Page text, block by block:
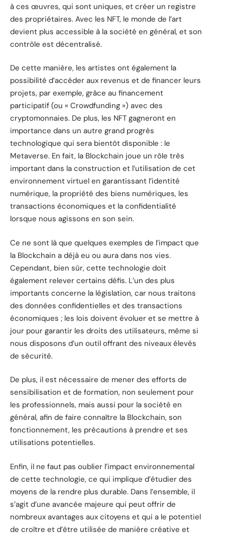
à ces œuvres, qui sont uniques, et créer un registre
des propriétaires. Avec les NFT, le monde de l’art
devient plus accessible à la société en général, et son
contrôle est décentralisé.
De cette manière, les artistes ont également la
possibilité d’accéder aux revenus et de financer leurs
projets, par exemple, grâce au financement
participatif (ou « Crowdfunding ») avec des
cryptomonnaies. De plus, les NFT gagneront en
importance dans un autre grand progrès
technologique qui sera bientôt disponible : le
Metaverse. En fait, la Blockchain joue un rôle très
important dans la construction et l’utilisation de cet
environnement virtuel en garantissant l’identité
numérique, la propriété des biens numériques, les
transactions économiques et la confidentialité
lorsque nous agissons en son sein.
Ce ne sont là que quelques exemples de l’impact que
la Blockchain a déjà eu ou aura dans nos vies.
Cependant, bien sûr, cette technologie doit
également relever certains défis. L’un des plus
importants concerne la législation, car nous traitons
des données confidentielles et des transactions
économiques ; les lois doivent évoluer et se mettre à
jour pour garantir les droits des utilisateurs, même si
nous disposons d’un outil offrant des niveaux élevés
de sécurité.
De plus, il est nécessaire de mener des efforts de
sensibilisation et de formation, non seulement pour
les professionnels, mais aussi pour la société en
général, afin de faire connaître la Blockchain, son
fonctionnement, les précautions à prendre et ses
utilisations potentielles.
Enfin, il ne faut pas oublier l’impact environnemental
de cette technologie, ce qui implique d’étudier des
moyens de la rendre plus durable. Dans l’ensemble, il
s’agit d’une avancée majeure qui peut offrir de
nombreux avantages aux citoyens et qui a le potentiel
de croître et d’être utilisée de manière créative et